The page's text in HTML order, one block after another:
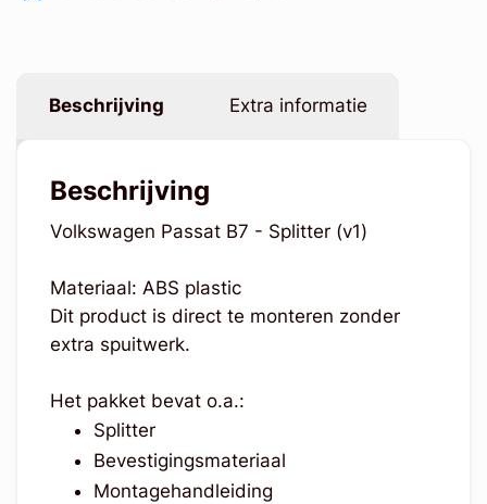
Beschrijving Extra informatie
Beschrijving
Volkswagen Passat B7 - Splitter (v1)
Materiaal: ABS plastic
Dit product is direct te monteren zonder
extra spuitwerk.
Het pakket bevat o.a.:
Splitter
Bevestigingsmateriaal
Montagehandleiding